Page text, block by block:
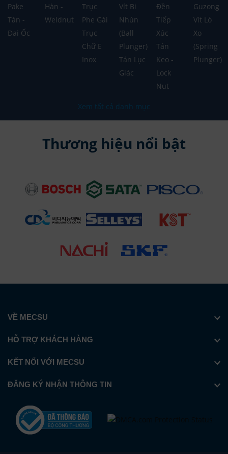
Pake
Tán -
Đai Ốc
Hàn -
Weldnut
Trục
Phe Gài
Trục
Chữ E
Inox
Vít Bi
Nhún
(Ball
Plunger)
Tán Lục
Giác
Đền
Tiếp
Xúc
Tán
Keo -
Lock
Nut
Guzong
Vít Lò
Xo
(Spring
Plunger)
Xem tất cả danh mục
Thương hiệu nổi bật
VỀ MECSU
HỖ TRỢ KHÁCH HÀNG
KẾT NỐI VỚI MECSU
ĐĂNG KÝ NHẬN THÔNG TIN